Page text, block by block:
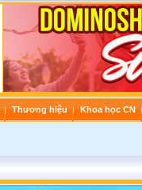
Thương hiệu Khoa học CN